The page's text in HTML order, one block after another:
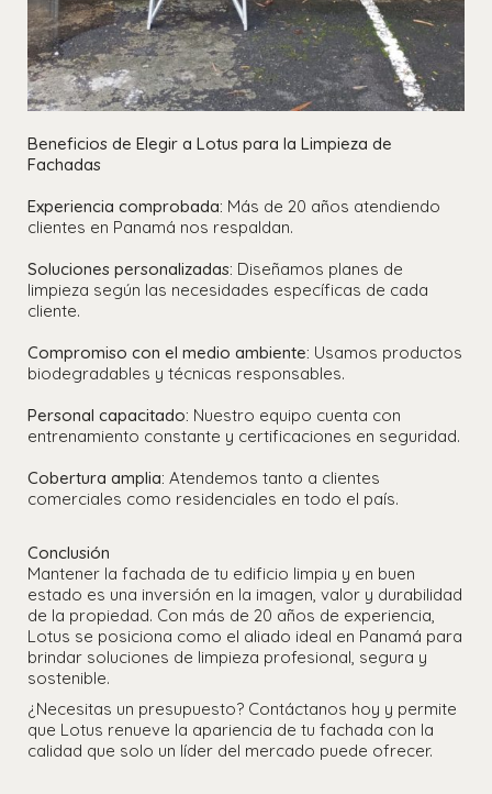
Beneficios de Elegir a Lotus para la Limpieza de
Fachadas
Experiencia comprobada: Más de 20 años atendiendo
clientes en Panamá nos respaldan.
Soluciones personalizadas: Diseñamos planes de
limpieza según las necesidades específicas de cada
cliente.
Compromiso con el medio ambiente: Usamos productos
biodegradables y técnicas responsables.
Personal capacitado: Nuestro equipo cuenta con
entrenamiento constante y certificaciones en seguridad.
Cobertura amplia: Atendemos tanto a clientes
comerciales como residenciales en todo el país.
Conclusión
Mantener la fachada de tu edificio limpia y en buen
estado es una inversión en la imagen, valor y durabilidad
de la propiedad. Con más de 20 años de experiencia,
Lotus se posiciona como el aliado ideal en Panamá para
brindar soluciones de limpieza profesional, segura y
sostenible.
¿Necesitas un presupuesto? Contáctanos hoy y permite
que Lotus renueve la apariencia de tu fachada con la
calidad que solo un líder del mercado puede ofrecer.